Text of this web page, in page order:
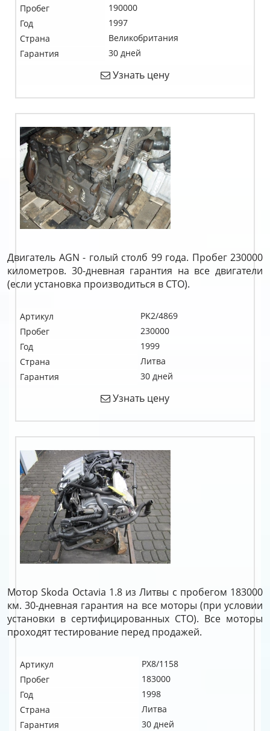
Пробег
190000
Год
1997
Страна
Великобритания
Гарантия
30 дней
Узнать цену
Двигатель AGN - голый столб 99 года. Пробег 230000
километров. 30-дневная гарантия на все двигатели
(если установка производиться в СТО).
Артикул
PK2/4869
Пробег
230000
Год
1999
Страна
Литва
Гарантия
30 дней
Узнать цену
Мотор Skoda Octavia 1.8 из Литвы с пробегом 183000
км. 30-дневная гарантия на все моторы (при условии
установки в сертифицированных СТО). Все моторы
проходят тестирование перед продажей.
Артикул
PX8/1158
Пробег
183000
Год
1998
Страна
Литва
Гарантия
30 дней